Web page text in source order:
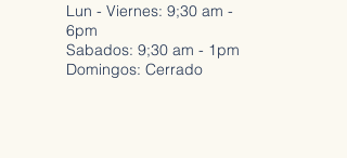
Lun - Viernes: 9;30 am -
6pm
Sabados: 9;30 am - 1pm
Domingos: Cerrado